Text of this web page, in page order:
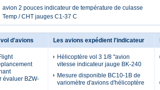
avion 2 pouces indicateur de température de culasse
Temp / CHT jauges C1-37 C
d'avions
évaluer BZW-
Les avions expédient l'indicateur
Hélicoptère vol 3 1/8 "avion
vitesse indicateur jauge BK-240
Mesure disponible BC10-1B de
variomètre d'avions d'hélicoptère